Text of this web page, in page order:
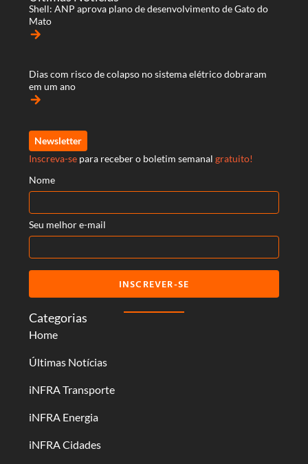
Categorias
Home
Últimas Notícias
iNFRA Transporte
iNFRA Energia
iNFRA Cidades
Shell: ANP aprova plano de desenvolvimento de Gato do
Mato
arrow_forward
Dias com risco de colapso no sistema elétrico dobraram
em um ano
arrow_forward
Newsletter
Inscreva-se para receber o boletim semanal gratuito!
Nome
Seu melhor e-mail
INSCREVER-SE